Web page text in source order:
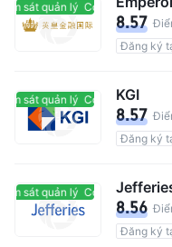
sát quản lý Có giám sát quản lý
8.57
Đăng ký
sát quản lý Có giám sát quản lý
KGI
8.57
Đăng ký
sát quản lý Có giám sát quản
8.56
Đăng ký